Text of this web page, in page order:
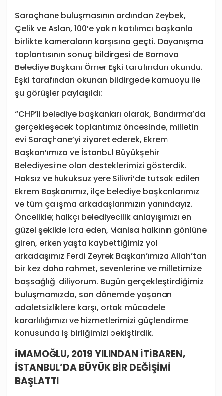
Saraçhane buluşmasının ardından Zeybek,
Çelik ve Aslan, 100’e yakın katılımcı başkanla
birlikte kameraların karşısına geçti. Dayanışma
toplantısının sonuç bildirgesi de Bornova
Belediye Başkanı Ömer Eşki tarafından okundu.
Eşki tarafından okunan bildirgede kamuoyu ile
şu görüşler paylaşıldı:
“CHP’li belediye başkanları olarak, Bandırma’da
gerçekleşecek toplantımız öncesinde, milletin
evi Saraçhane’yi ziyaret ederek, Ekrem
Başkan’ımıza ve İstanbul Büyükşehir
Belediyesi’ne olan desteklerimizi gösterdik.
Haksız ve hukuksuz yere Silivri’de tutsak edilen
Ekrem Başkanımız, ilçe belediye başkanlarımız
ve tüm çalışma arkadaşlarımızın yanındayız.
Öncelikle; halkçı belediyecilik anlayışımızı en
güzel şekilde icra eden, Manisa halkının gönlüne
giren, erken yaşta kaybettiğimiz yol
arkadaşımız Ferdi Zeyrek Başkan’ımıza Allah’tan
bir kez daha rahmet, sevenlerine ve milletimize
başsağlığı diliyorum. Bugün gerçekleştirdiğimiz
buluşmamızda, son dönemde yaşanan
adaletsizliklere karşı, ortak mücadele
kararlılığımızı ve hizmetlerimizi güçlendirme
konusunda iş birliğimizi pekiştirdik.
İMAMOĞLU, 2019 YILINDAN İTİBAREN,
İSTANBUL’DA BÜYÜK BİR DEĞİŞİMİ
BAŞLATTI